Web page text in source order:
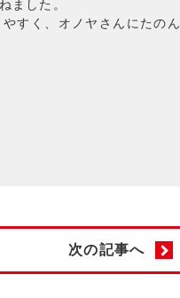
ました。
すく、オノヤさんにたのん
次の記事へ